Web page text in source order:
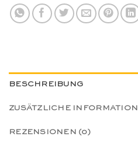
BESCHREIBUNG
ZUSÄTZLICHE INFORMATION
REZENSIONEN (0)